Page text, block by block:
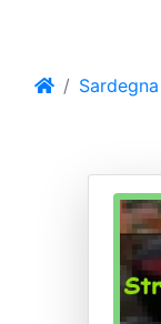
Sardegna